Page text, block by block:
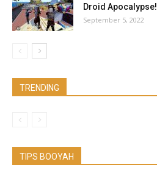
Droid Apocalypse!
September 5, 2022
TRENDING
TIPS BOOYAH